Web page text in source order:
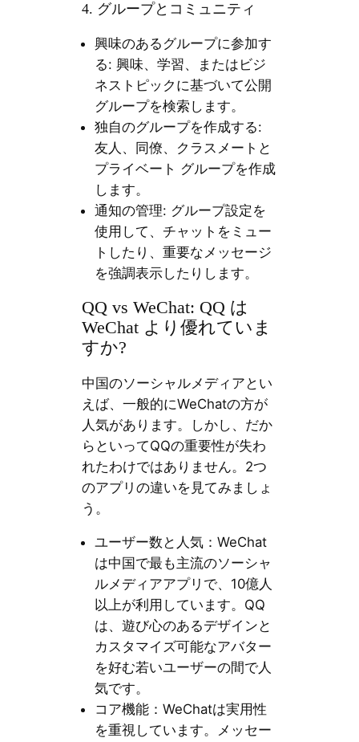
4. グループとコミュニティ
興味のあるグループに参加す
る: 興味、学習、またはビジ
ネストピックに基づいて公開
グループを検索します。
独自のグループを作成する:
友人、同僚、クラスメートと
プライベート グループを作成
します。
通知の管理: グループ設定を
使用して、チャットをミュー
トしたり、重要なメッセージ
を強調表示したりします。
QQ vs WeChat: QQ は
WeChat より優れていま
すか?
中国のソーシャルメディアとい
えば、一般的にWeChatの方が
人気があります。しかし、だか
らといってQQの重要性が失わ
れたわけではありません。2つ
のアプリの違いを見てみましょ
う。
ユーザー数と人気：WeChat
は中国で最も主流のソーシャ
ルメディアアプリで、10億人
以上が利用しています。QQ
は、遊び心のあるデザインと
カスタマイズ可能なアバター
を好む若いユーザーの間で人
気です。
コア機能：WeChatは実用性
を重視しています。メッセー